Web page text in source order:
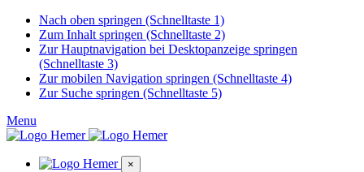
Nach oben springen (Schnelltaste 1)
Zum Inhalt springen (Schnelltaste 2)
Zur Hauptnavigation bei Desktopanzeige springen
(Schnelltaste 3)
Zur mobilen Navigation springen (Schnelltaste 4)
Zur Suche springen (Schnelltaste 5)
Menu
×